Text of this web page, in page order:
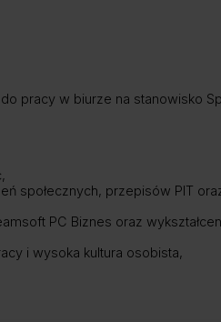
pracy w biurze na stanowisko
społecznych, przepisów PIT
PC Biznes oraz
i wysoka kultura osobista,